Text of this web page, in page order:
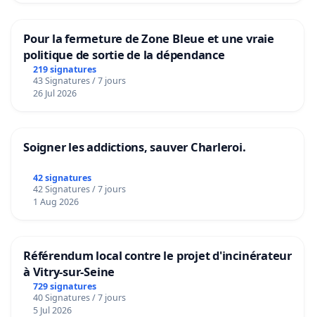
Pour la fermeture de Zone Bleue et une vraie
politique de sortie de la dépendance
219 signatures
43 Signatures / 7 jours
26 Jul 2026
Soigner les addictions, sauver Charleroi.
42 signatures
42 Signatures / 7 jours
1 Aug 2026
Référendum local contre le projet d'incinérateur
à Vitry-sur-Seine
729 signatures
40 Signatures / 7 jours
5 Jul 2026